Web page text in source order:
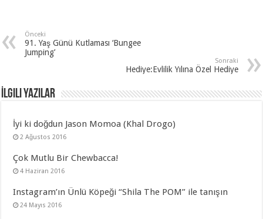
Önceki
91. Yaş Günü Kutlaması ‘Bungee
Jumping’
Sonraki
Hediye:Evlilik Yılına Özel Hediye
İlgili Yazılar
İyi ki doğdun Jason Momoa (Khal Drogo)
2 Ağustos 2016
Çok Mutlu Bir Chewbacca!
4 Haziran 2016
Instagram’ın Ünlü Köpeği “Shila The POM” ile tanışın
24 Mayıs 2016